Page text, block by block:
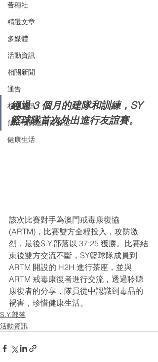
薈穗社
精選文章
多媒體
活動資訊
相關新聞
通告
相關資訊
預防物質濫用資源包
健康生活
經過 3 個月的建隊和訓練，SY
籃球隊首次外出進行友誼賽。
該次比賽對手為澳門戒毒康復協
(ARTM)，比賽雙方全程投入，攻防激
烈，最後S.Y.部落以 37:25 獲勝。比賽結
束後雙方交流不斷，SY籃球隊成員到
ARTM 開設的 H2H 進行茶座，並與
ARTM 戒毒康復者進行交流，透過聆聽
康復者的分享，隊員從中認識到毒品的
禍害，珍惜健康生活。
S.Y.部落
活動資訊